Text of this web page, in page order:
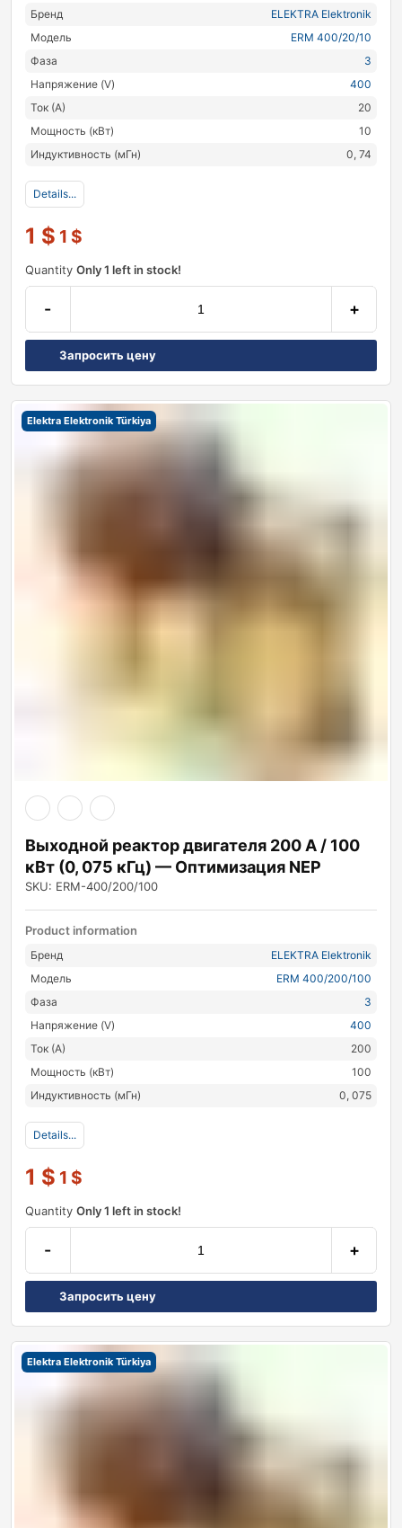
Бренд
ELEKTRA Elektronik
Модель
ERM 400/20/10
Фаза
3
Напряжение (V)
400
Ток (А)
20
Мощность (кВт)
10
Индуктивность (мГн)
0, 74
Details...
1 $ 1 $
Quantity Only 1 left in stock!
- +
Запросить цену
Elektra Elektronik Türkiya
Выходной реактор двигателя 200 А / 100
кВт (0, 075 кГц) — Оптимизация NEP
SKU: ERM-400/200/100
Product information
Бренд
ELEKTRA Elektronik
Модель
ERM 400/200/100
Фаза
3
Напряжение (V)
400
Ток (А)
200
Мощность (кВт)
100
Индуктивность (мГн)
0, 075
Details...
1 $ 1 $
Quantity Only 1 left in stock!
- +
Запросить цену
Elektra Elektronik Türkiya